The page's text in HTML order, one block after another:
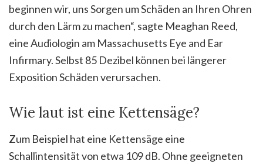
beginnen wir, uns Sorgen um Schäden an Ihren Ohren
durch den Lärm zu machen“, sagte Meaghan Reed,
eine Audiologin am Massachusetts Eye and Ear
Infirmary. Selbst 85 Dezibel können bei längerer
Exposition Schäden verursachen.
Wie laut ist eine Kettensäge?
Zum Beispiel hat eine Kettensäge eine
Schallintensität von etwa 109 dB. Ohne geeigneten